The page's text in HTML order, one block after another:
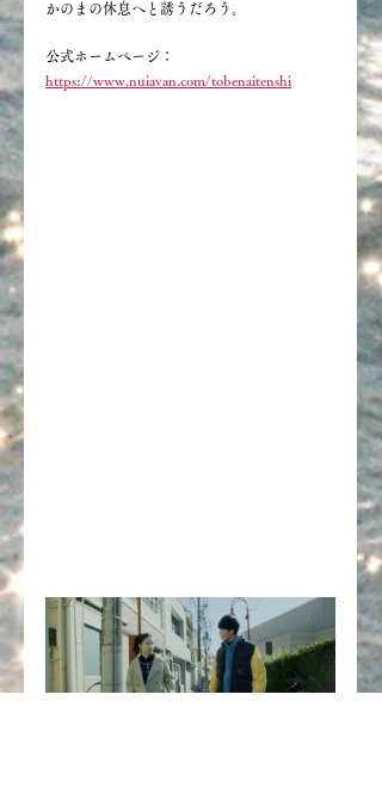
かのまの休息へと誘うだろう。
公式ホームページ：
https://www.nuiavan.com/tobenaitenshi